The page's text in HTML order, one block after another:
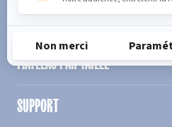
PRODUIT
MATELAS PAR TAILLE
SUPPORT